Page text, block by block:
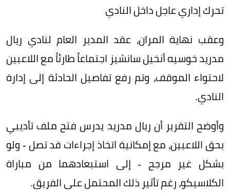
تحرك إداري عاجل داخل النادي
وعقب نهاية المران، عقد المدير العام لنادي ريال
مدريد خوسيه أنخيل سانشيز اجتماعاً طارئاً مع اللاعبين
لاحتواء الموقف، وتم رفع تفاصيل الحادثة إلى إدارة
النادي.
وأوضح التقرير أن ريال مدريد يدرس فتح ملف تأديبي
بحق اللاعبين، مع إمكانية اتخاذ إجراءات قد تصل - ولو
بشكل غير مرجح - إلى استبعادهما من مباراة
الكلاسيكو، رغم تأثير ذلك المحتمل على الفريق.